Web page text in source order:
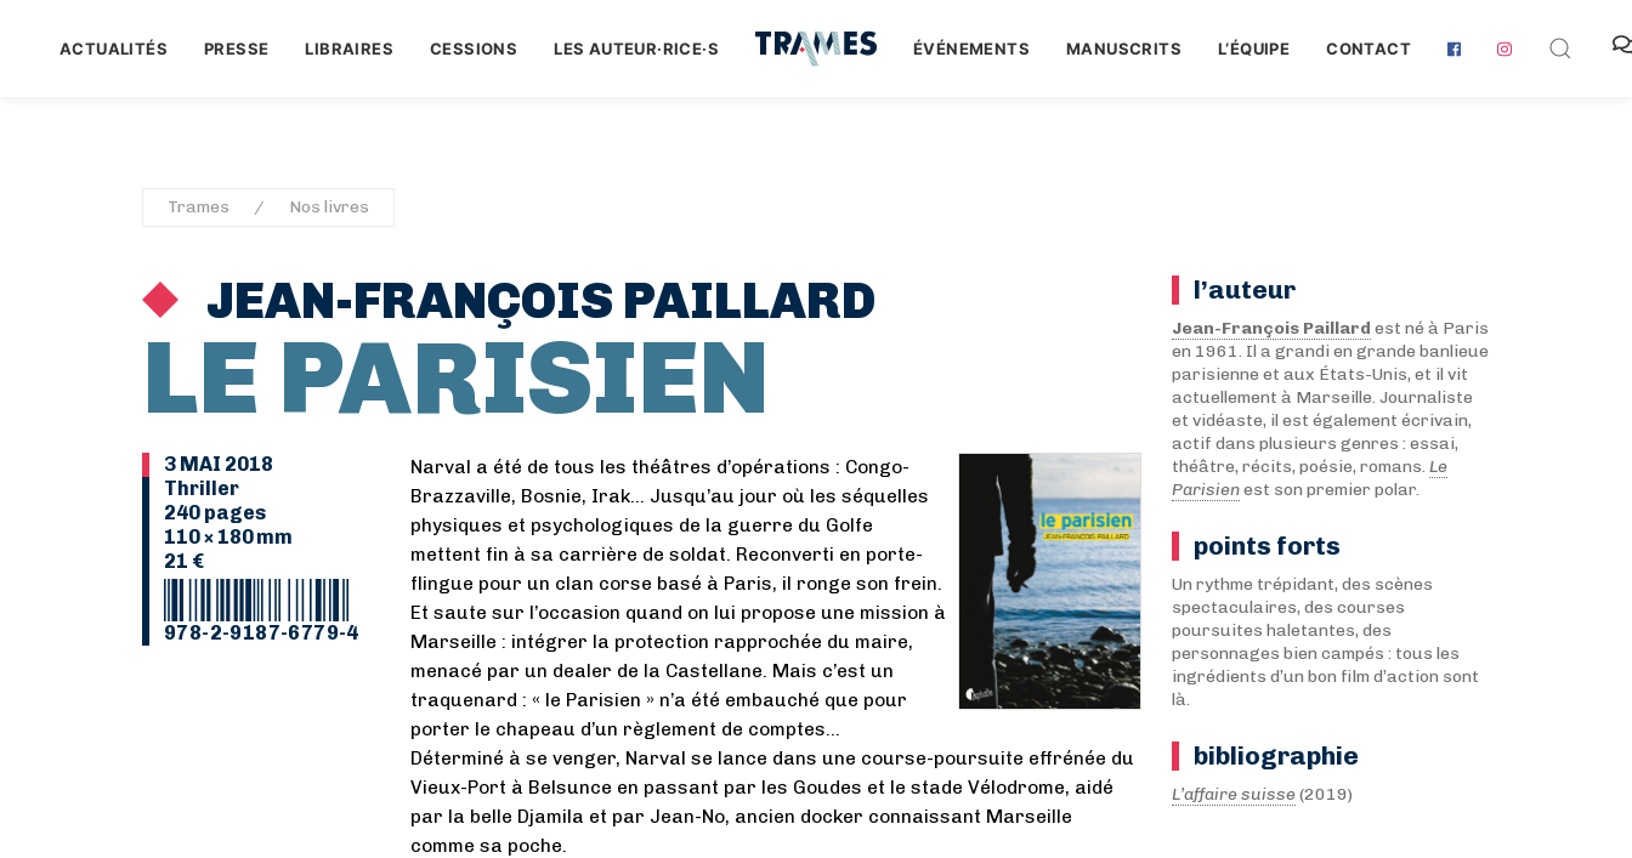
ACTUALITÉS PRESSE LIBRAIRES CESSIONS LES AUTEUR·RICE·S ÉVÉNEMENTS MANUSCRITS L‘ÉQUIPE CONTACT
Trames Nos livres
JEAN-FRANÇOIS PAILLARD
LE PARISIEN
3 MAI 2018
Thriller
240 pages
110 × 180 mm
21 €
978-2-9187-6779-4
Narval a été de tous les théâtres d’opérations : Congo-
Brazzaville, Bosnie, Irak… Jusqu’au jour où les séquelles
physiques et psychologiques de la guerre du Golfe
mettent fin à sa carrière de soldat. Reconverti en porte-
flingue pour un clan corse basé à Paris, il ronge son frein.
Et saute sur l’occasion quand on lui propose une mission à
Marseille : intégrer la protection rapprochée du maire,
menacé par un dealer de la Castellane. Mais c’est un
traquenard : « le Parisien » n’a été embauché que pour
porter le chapeau d’un règlement de comptes…
Déterminé à se venger, Narval se lance dans une course-poursuite effrénée du
Vieux-Port à Belsunce en passant par les Goudes et le stade Vélodrome, aidé
par la belle Djamila et par Jean-No, ancien docker connaissant Marseille
comme sa poche.
l’auteur
Jean-François Paillard est né à Paris
en 1961. Il a grandi en grande banlieue
parisienne et aux États-Unis, et il vit
actuellement à Marseille. Journaliste
et vidéaste, il est également écrivain,
actif dans plusieurs genres : essai,
théâtre, récits, poésie, romans. Le
Parisienest son premier polar.
points forts
Un rythme trépidant, des scènes
spectaculaires, des courses
poursuites haletantes, des
personnages bien campés : tous les
ingrédients d’un bon film d’action sont
là.
bibliographie
L’affaire suisse(2019)